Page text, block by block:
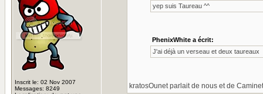
Inscrit le: 02 Nov 2007
Messages: 8249
yep suis Taureau ^^
PhenixWhite a écrit:
J'ai déjà un verseau et deux taureaux
kratosOunet parlait de nous et de